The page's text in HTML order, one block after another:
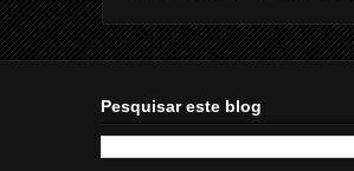
Pesquisar este blog